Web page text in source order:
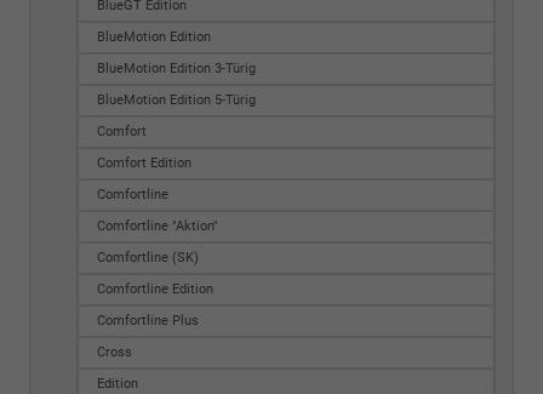
BlueGT Edition
BlueMotion Edition
BlueMotion Edition 3-Türig
BlueMotion Edition 5-Türig
Comfort
Comfort Edition
Comfortline
Comfortline "Aktion"
Comfortline (SK)
Comfortline Edition
Comfortline Plus
Cross
Edition